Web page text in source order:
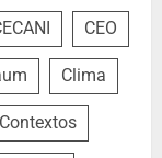
CEO
Clima
Contextos